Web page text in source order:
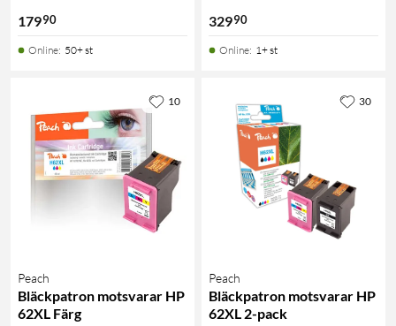
17990
Online: 50+ st
32990
Online: 1+ st
Peach
Bläckpatron motsvarar HP
62XL Färg
10
Peach
Bläckpatron motsvarar HP
62XL 2-pack
30